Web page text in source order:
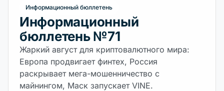
Информационный бюллетень
Информационный
бюллетень №71
Жаркий август для криптовалютного мира:
Европа продвигает финтех, Россия
раскрывает мега-мошенничество с
майнингом, Маск запускает VINE.